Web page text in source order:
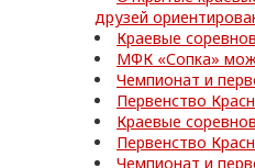
друзей
Краевые
МФК «Сопка»
Чемпионат и
Первенство
Краевые
Первенство
Чемпионат и